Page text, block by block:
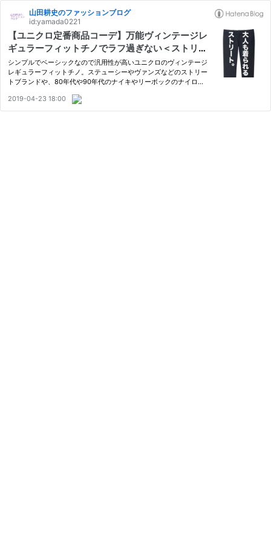
山田耕史のファッションブログ
id:yamada0221
【ユニクロ定番商品コーデ】万能ヴィンテージレ
ギュラーフィットチノでラフ過ぎない＜ストリー
ト＞コーディネート。
シンプルでベーシックなので汎用性が高いユニクロのヴィンテージ
レギュラーフィットチノ。ステューシーやヴァンズなどのストリー
トブランドや、80年代や90年代のナイキやリーボックのナイロン
2019-04-23 18:00